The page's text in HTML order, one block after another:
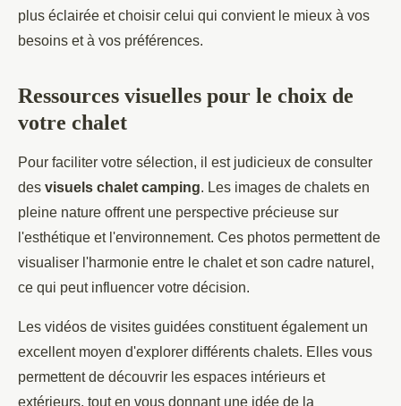
plus éclairée et choisir celui qui convient le mieux à vos
besoins et à vos préférences.
Ressources visuelles pour le choix de
votre chalet
Pour faciliter votre sélection, il est judicieux de consulter
des visuels chalet camping. Les images de chalets en
pleine nature offrent une perspective précieuse sur
l'esthétique et l'environnement. Ces photos permettent de
visualiser l'harmonie entre le chalet et son cadre naturel,
ce qui peut influencer votre décision.
Les vidéos de visites guidées constituent également un
excellent moyen d'explorer différents chalets. Elles vous
permettent de découvrir les espaces intérieurs et
extérieurs, tout en vous donnant une idée de la